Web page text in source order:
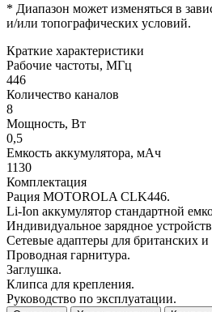
* Диапазон может изменяться в
и/или топографических условий.
Краткие характеристики
Рабочие частоты, МГц
446
Количество каналов
8
Мощность, Вт
0,5
Емкость аккумулятора, мАч
1130
Комплектация
Рация MOTOROLA CLK446.
Li-Ion аккумулятор стандартной
Индивидуальное зарядное
Сетевые адаптеры для британских и
Проводная гарнитура.
Заглушка.
Клипса для крепления.
Руководство по эксплуатации.